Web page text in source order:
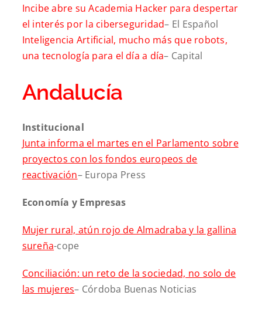
Incibe abre su Academia Hacker para despertar
el interés por la ciberseguridad– El Español
Inteligencia Artificial, mucho más que robots,
una tecnología para el día a día– Capital
Andalucía
Institucional
Junta informa el martes en el Parlamento sobre
proyectos con los fondos europeos de
reactivación– Europa Press
Economía y Empresas
Mujer rural, atún rojo de Almadraba y la gallina
sureña-cope
Conciliación: un reto de la sociedad, no solo de
las mujeres– Córdoba Buenas Noticias